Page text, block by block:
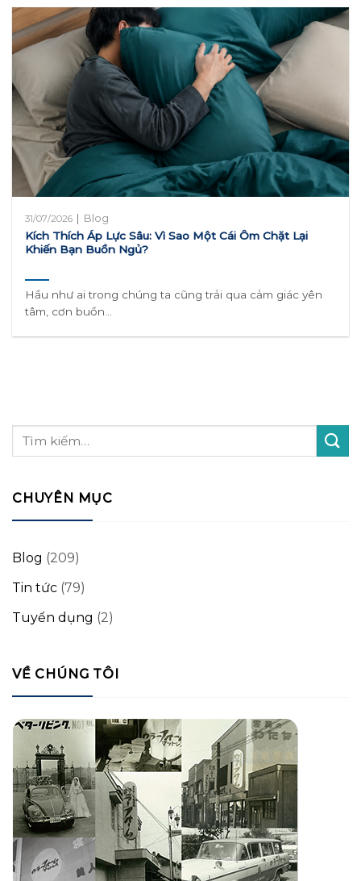
31/07/2026 | Blog
Kích Thích Áp Lực Sâu: Vì Sao Một Cái Ôm Chặt Lại
Khiến Bạn Buồn Ngủ?
Hầu như ai trong chúng ta cũng trải qua cảm giác yên
tâm, cơn buồn...
CHUYÊN MỤC
Blog (209)
Tin tức (79)
Tuyển dụng (2)
VỀ CHÚNG TÔI